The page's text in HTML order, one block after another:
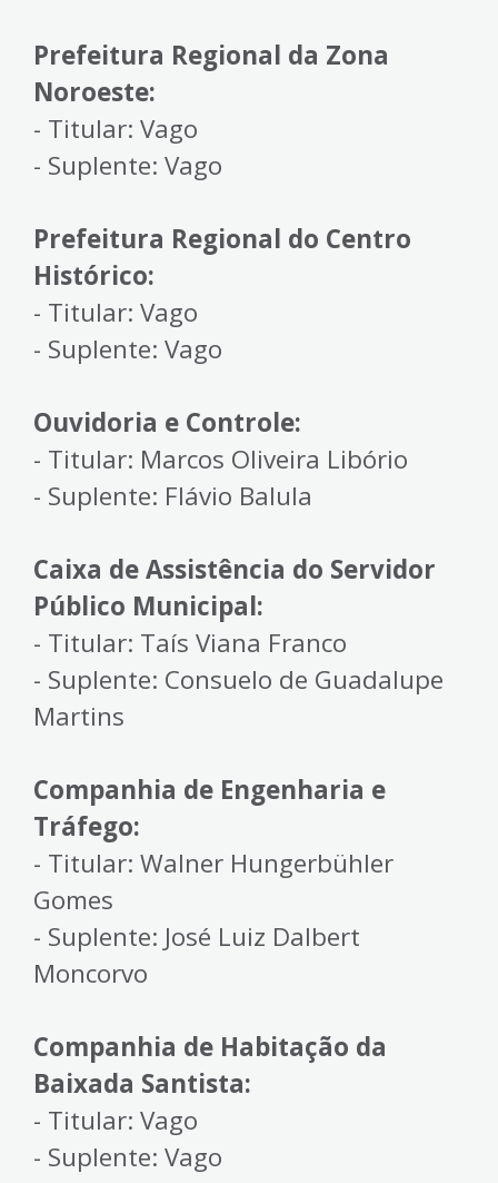
Prefeitura Regional da Zona
Noroeste:
- Titular: Vago
- Suplente: Vago
Prefeitura Regional do Centro
Histórico:
- Titular: Vago
- Suplente: Vago
Ouvidoria e Controle:
- Titular: Marcos Oliveira Libório
- Suplente: Flávio Balula
Caixa de Assistência do Servidor
Público Municipal:
- Titular: Taís Viana Franco
- Suplente: Consuelo de Guadalupe
Martins
Companhia de Engenharia e
Tráfego:
- Titular: Walner Hungerbühler
Gomes
- Suplente: José Luiz Dalbert
Moncorvo
Companhia de Habitação da
Baixada Santista:
- Titular: Vago
- Suplente: Vago